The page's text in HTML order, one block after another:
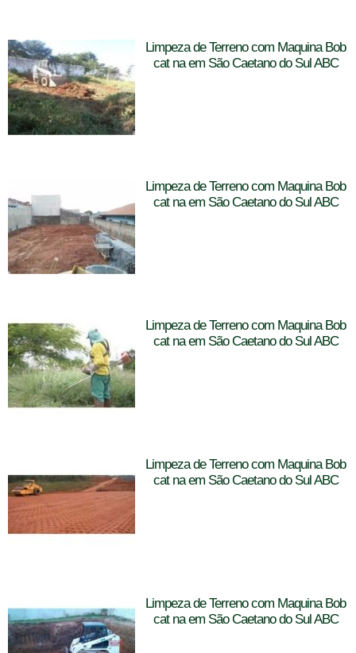
Limpeza de Terreno com Maquina Bob
cat na em São Caetano do Sul ABC
Limpeza de Terreno com Maquina Bob
cat na em São Caetano do Sul ABC
Limpeza de Terreno com Maquina Bob
cat na em São Caetano do Sul ABC
Limpeza de Terreno com Maquina Bob
cat na em São Caetano do Sul ABC
Limpeza de Terreno com Maquina Bob
cat na em São Caetano do Sul ABC